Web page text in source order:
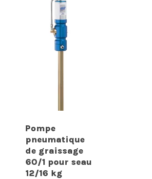
Pompe
pneumatique
de graissage
60/1 pour seau
12/16 kg